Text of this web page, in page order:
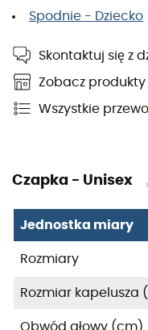
Spodnie - Dziecko
Skontaktuj się z
Zobacz
Wszystkie
Czapka - Unisex
Jednostka miary
Rozmiary
Rozmiar kapelusza
Obwód głowy (cm)